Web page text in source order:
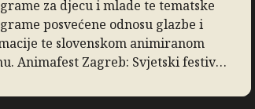
za djecu i mlade te tematske
posvećene odnosu glazbe i
te slovenskom animiranom
Animafest Zagreb: Svjetski festival
zaključuje Svjetski festival